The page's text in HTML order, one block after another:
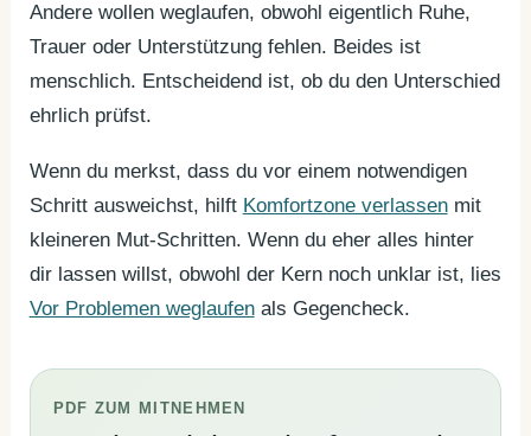
Andere wollen weglaufen, obwohl eigentlich Ruhe,
Trauer oder Unterstützung fehlen. Beides ist
menschlich. Entscheidend ist, ob du den Unterschied
ehrlich prüfst.
Wenn du merkst, dass du vor einem notwendigen
Schritt ausweichst, hilft Komfortzone verlassenmit
kleineren Mut-Schritten. Wenn du eher alles hinter
dir lassen willst, obwohl der Kern noch unklar ist, lies
Vor Problemen weglaufenals Gegencheck.
PDF ZUM MITNEHMEN